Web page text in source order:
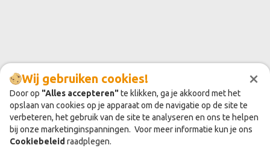
×
Wij gebruiken cookies!
Door op "Alles accepteren"te klikken, ga je akkoord met het
opslaan van cookies op je apparaat om de navigatie op de site te
verbeteren, het gebruik van de site te analyseren en ons te helpen
bij onze marketinginspanningen. Voor meer informatie kun je ons
Cookiebeleid raadplegen.